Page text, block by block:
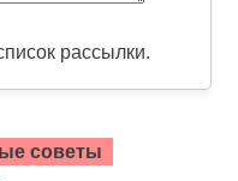
рассылки.
советы